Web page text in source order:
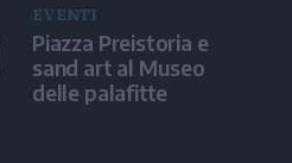
EVENTI
Piazza Preistoria e
sand art al Museo
delle palafitte